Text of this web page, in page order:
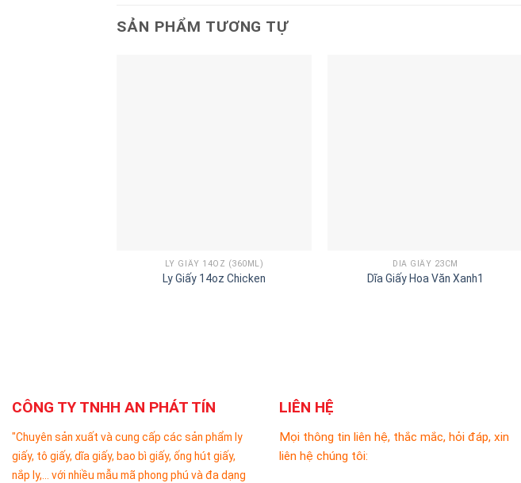
SẢN PHẨM TƯƠNG TỰ
LY GIẤY 14OZ (360ML)
Ly Giấy 14oz Chicken
DĨA GIẤY 23CM
Dĩa Giấy Hoa Văn Xanh1
CÔNG TY TNHH AN PHÁT TÍN
"Chuyên sản xuất và cung cấp các sản phẩm ly
giấy, tô giấy, dĩa giấy, bao bì giấy, ống hút giấy,
nắp ly,... với nhiều mẫu mã phong phú và đa dạng
LIÊN HỆ
Mọi thông tin liên hệ, thắc mắc, hỏi đáp, xin
liên hệ chúng tôi: